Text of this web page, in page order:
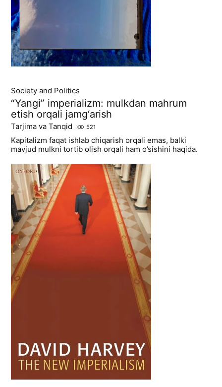
Society and Politics
“Yangi” imperializm: mulkdan mahrum
etish orqali jamg‘arish
Tarjima va Tanqid 521
Kapitalizm faqat ishlab chiqarish orqali emas, balki
mavjud mulkni tortib olish orqali ham o’sishini haqida.